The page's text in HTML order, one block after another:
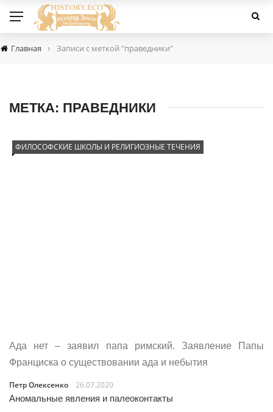
Главная › Записи с меткой "праведники"
МЕТКА: ПРАВЕДНИКИ
ФИЛОСОФСКИЕ ШКОЛЫ И РЕЛИГИОЗНЫЕ ТЕЧЕНИЯ
Ада нет – заявил папа римский. Заявление Папы
Франциска о существовании ада и небытия
Петр Олексенко
26.07.2020
Аномальные явления и палеоконтакты